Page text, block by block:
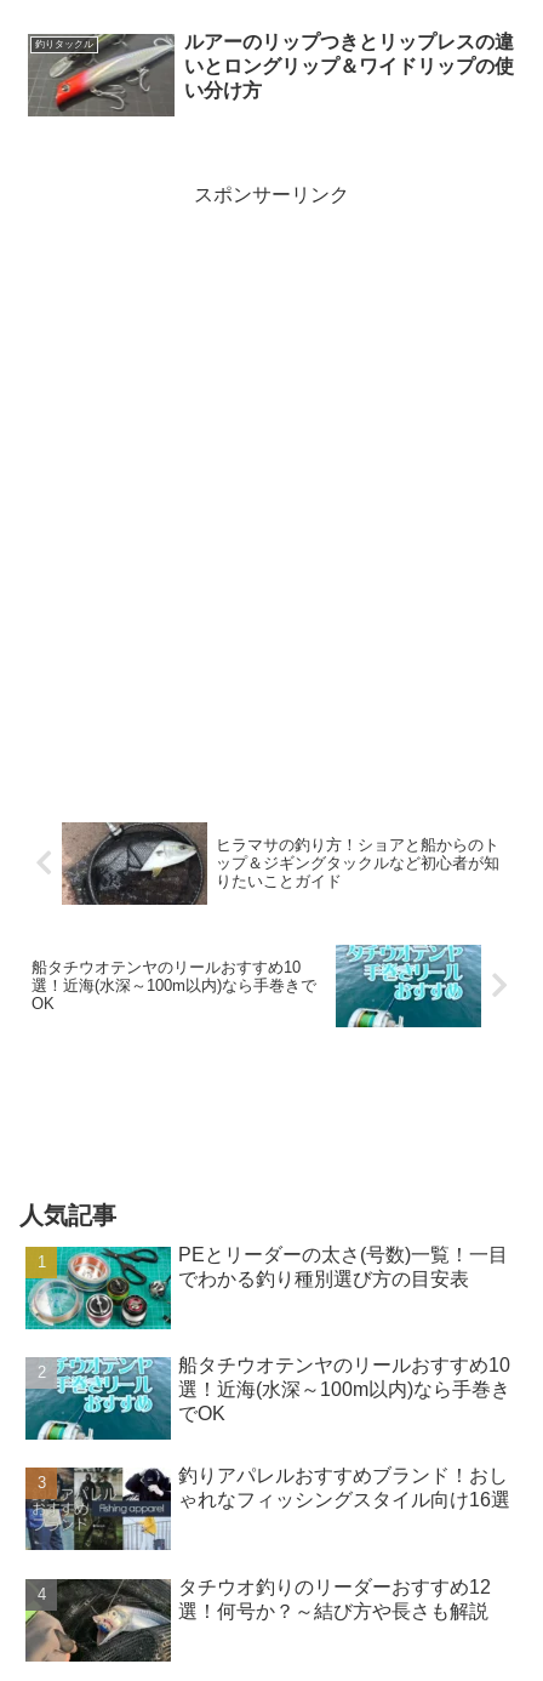
釣りタックル
ルアーのリップつきとリップレスの違
いとロングリップ＆ワイドリップの使
い分け方
スポンサーリンク
ヒラマサの釣り方！ショアと船からのト
ップ＆ジギングタックルなど初心者が知
りたいことガイド
船タチウオテンヤのリールおすすめ10
選！近海(水深～100m以内)なら手巻きで
OK
人気記事
PEとリーダーの太さ(号数)一覧！一目
でわかる釣り種別選び方の目安表
船タチウオテンヤのリールおすすめ10
選！近海(水深～100m以内)なら手巻き
でOK
釣りアパレルおすすめブランド！おし
ゃれなフィッシングスタイル向け16選
タチウオ釣りのリーダーおすすめ12
選！何号か？～結び方や長さも解説